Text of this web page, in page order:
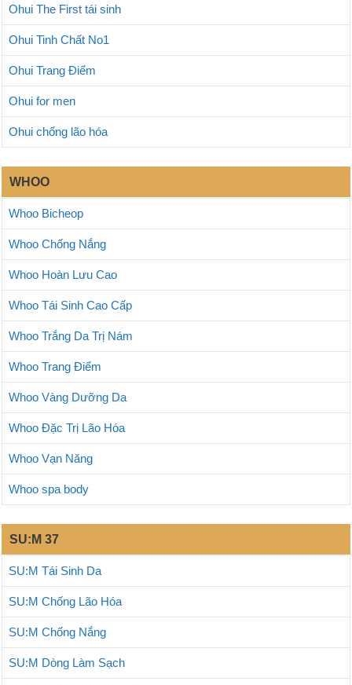
Ohui The First tái sinh
Ohui Tinh Chất No1
Ohui Trang Điểm
Ohui for men
Ohui chống lão hóa
WHOO
Whoo Bicheop
Whoo Chống Nắng
Whoo Hoàn Lưu Cao
Whoo Tái Sinh Cao Cấp
Whoo Trắng Da Trị Nám
Whoo Trang Điểm
Whoo Vàng Dưỡng Da
Whoo Đặc Trị Lão Hóa
Whoo Vạn Năng
Whoo spa body
SU:M 37
SU:M Tái Sinh Da
SU:M Chống Lão Hóa
SU:M Chống Nắng
SU:M Dòng Làm Sạch